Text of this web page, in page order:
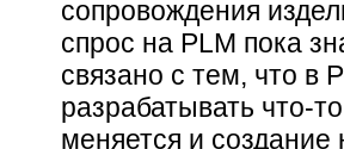
сопровождения
спрос на PLM пока
связано с тем, что в
разрабатывать что-то
меняется и создание